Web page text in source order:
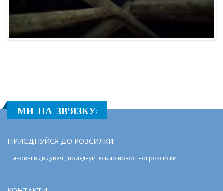
МИ НА ЗВ'ЯЗКУ:
ПРИЄДНУЙСЯ ДО РОЗСИЛКИ:
Шановні відвідувачі, приєднуйтесь до новостної розсилки